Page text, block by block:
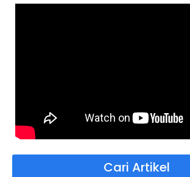
Cari Artikel